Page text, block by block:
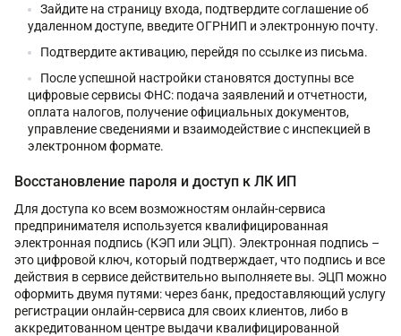
Зайдите на страницу входа, подтвердите соглашение об
удаленном доступе, введите ОГРНИП и электронную почту.
Подтвердите активацию, перейдя по ссылке из письма.
После успешной настройки становятся доступны все
цифровые сервисы ФНС: подача заявлений и отчетности,
оплата налогов, получение официальных документов,
управление сведениями и взаимодействие с инспекцией в
электронном формате.
Восстановление пароля и доступ к ЛК ИП
Для доступа ко всем возможностям онлайн-сервиса
предпринимателя используется квалифицированная
электронная подпись (КЭП или ЭЦП). Электронная подпись –
это цифровой ключ, который подтверждает, что подпись и все
действия в сервисе действительно выполняете вы. ЭЦП можно
оформить двумя путями: через банк, предоставляющий услугу
регистрации онлайн-сервиса для своих клиентов, либо в
аккредитованном центре выдачи квалифицированной